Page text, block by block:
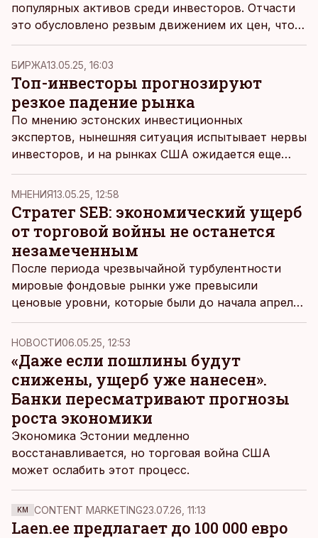
популярных активов среди инвесторов. Отчасти
это обусловлено резвым движением их цен, что
может создавать впечатление быстрого и легкого
обогащения на рынке акций. Но спешу вас
разочаровать: относиться к бирже как к казино –
себе дороже, пишет биржевой редактор Дмитрий
Фефилов.
БИРЖА13.05.25, 16:03
Топ-инвесторы прогнозируют
резкое падение рынка
По мнению эстонских инвестиционных
экспертов, нынешняя ситуация испытывает нервы
инвесторов, и на рынках США ожидается еще
немало суматохи.
MНЕНИЯ13.05.25, 12:58
Стратег SEB: экономический ущерб
от торговой войны не останется
незамеченным
После периода чрезвычайной турбулентности
мировые фондовые рынки уже превысили
ценовые уровни, которые были до начала апреля.
Успокаивающие политические сигналы из США
могут еще больше повысить аппетит к риску в
ближайшей перспективе, но торговая война уже
нанесла свой урон мировой экономике. Скорее
всего, пройдет несколько месяцев, прежде чем
станет ясно, смогут ли США избежать рецессии,
пишет стратег приватного банкинга SEB Сандер
Данил.
НОВОСТИ06.05.25, 12:53
«Даже если пошлины будут
снижены, ущерб уже нанесен».
Банки пересматривают прогнозы
роста экономики
Экономика Эстонии медленно
восстанавливается, но торговая война США
может ослабить этот процесс.
KM CONTENT MARKETING23.07.26, 11:13
Laen.ee предлагает до 100 000 евро